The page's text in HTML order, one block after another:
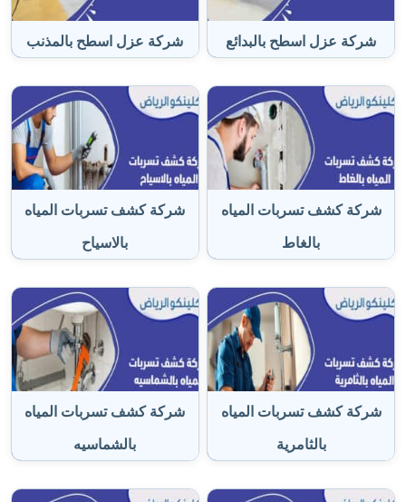
شركة عزل اسطح بالبدائع شركة عزل اسطح بالمذنب
شركة كشف تسربات المياه
بالغاط
شركة كشف تسربات المياه
بالاسياح
شركة كشف تسربات المياه
بالثامرية
شركة كشف تسربات المياه
بالشماسيه